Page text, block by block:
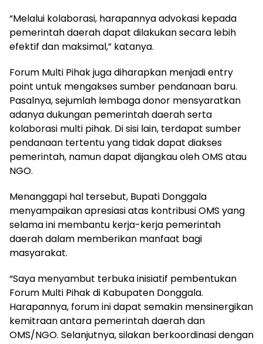
“Melalui kolaborasi, harapannya advokasi kepada
pemerintah daerah dapat dilakukan secara lebih
efektif dan maksimal,” katanya.
Forum Multi Pihak juga diharapkan menjadi entry
point untuk mengakses sumber pendanaan baru.
Pasalnya, sejumlah lembaga donor mensyaratkan
adanya dukungan pemerintah daerah serta
kolaborasi multi pihak. Di sisi lain, terdapat sumber
pendanaan tertentu yang tidak dapat diakses
pemerintah, namun dapat dijangkau oleh OMS atau
NGO.
Menanggapi hal tersebut, Bupati Donggala
menyampaikan apresiasi atas kontribusi OMS yang
selama ini membantu kerja-kerja pemerintah
daerah dalam memberikan manfaat bagi
masyarakat.
“Saya menyambut terbuka inisiatif pembentukan
Forum Multi Pihak di Kabupaten Donggala.
Harapannya, forum ini dapat semakin mensinergikan
kemitraan antara pemerintah daerah dan
OMS/NGO. Selanjutnya, silakan berkoordinasi dengan